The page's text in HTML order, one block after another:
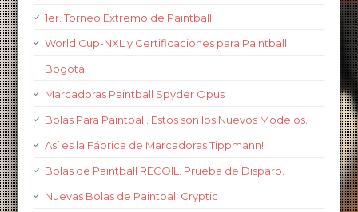
1er. Torneo Extremo de Paintball
World Cup-NXL y Certificaciones para Paintball
Bogotá.
Marcadoras Paintball Spyder Opus
Bolas Para Paintball. Estos son los Nuevos Modelos.
Así es la Fábrica de Marcadoras Tippmann!
Bolas de Paintball RECOIL. Prueba de Disparo.
Nuevas Bolas de Paintball Cryptic